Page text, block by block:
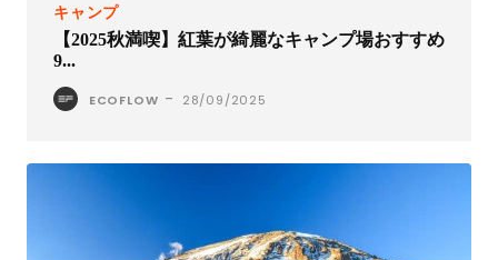
キャンプ
【2025秋満喫】紅葉が綺麗なキャンプ場おすすめ
9...
ECOFLOW - 28/09/2025